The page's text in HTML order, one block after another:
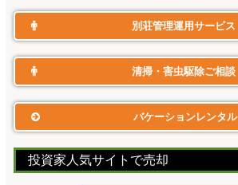
別荘管理運用サービス
清掃・害虫駆除ご相談
バケーションレンタル
投資家人気サイトで売却